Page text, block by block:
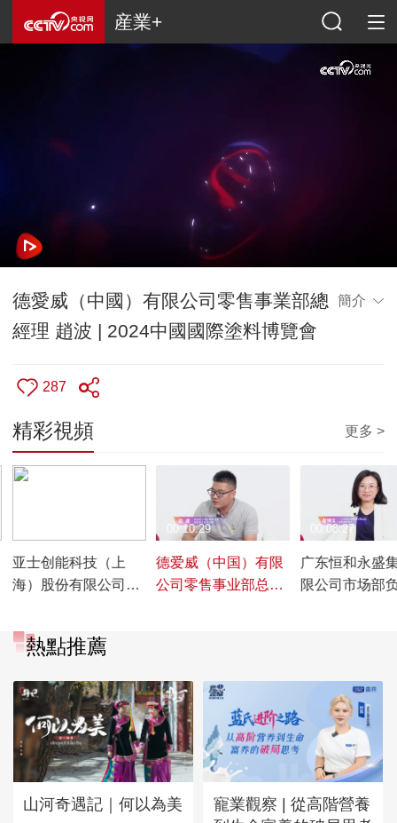
産業+
德愛威（中國）有限公司零售事業部總
經理 趙波 | 2024中國國際塗料博覽會
簡介
287
精彩視頻 更多 >
亚士创能科技（上
海）股份有限公司品
2024中国国际涂料博
览会
德爱威（中国）有限
公司零售事业部总经
00:10:29
广东恒和永盛
限公司市场部
00:08:27
熱點推薦
山河奇遇記｜何以為美
寵業觀察 | 從高階營養